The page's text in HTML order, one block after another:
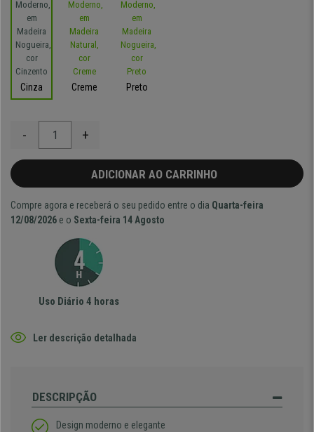
Cinza Creme Preto
- +
ADICIONAR AO CARRINHO
Compre agora e receberá o seu pedido entre o dia Quarta-feira
12/08/2026 e o Sexta-feira 14 Agosto
Uso Diário 4 horas
Ler descrição detalhada
DESCRIPÇÃO
Design moderno e elegante